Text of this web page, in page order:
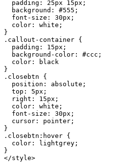
padding: 25px 15px;
background: #555;
font-size: 30px;
color: white;
}
.callout-container {
padding: 15px;
background-color: #ccc;
color: black
}
.closebtn {
position: absolute;
top: 5px;
right: 15px;
color: white;
font-size: 30px;
cursor: pointer;
}
.closebtn:hover {
color: lightgrey;
}
</style>